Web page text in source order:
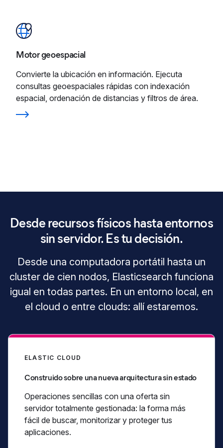
Motor geoespacial
Convierte la ubicación en información. Ejecuta
consultas geoespaciales rápidas con indexación
espacial, ordenación de distancias y filtros de área.
Desde recursos físicos hasta entornos
sin servidor. Es tu decisión.
Desde una computadora portátil hasta un
cluster de cien nodos, Elasticsearch funciona
igual en todas partes. En un entorno local, en
el cloud o entre clouds: allí estaremos.
ELASTIC CLOUD
Construido sobre una nueva arquitectura sin estado
Operaciones sencillas con una oferta sin
servidor totalmente gestionada: la forma más
fácil de buscar, monitorizar y proteger tus
aplicaciones.